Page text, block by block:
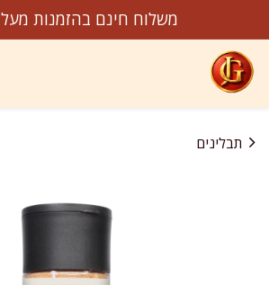
משלוח חינם בהזמנות מעל 299₪
תבלינים